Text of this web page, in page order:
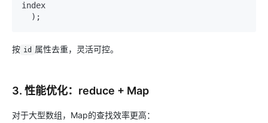
index
按 id 属性去重，灵活可控。
3. 性能优化：reduce + Map
对于大型数组，Map的查找效率更高：